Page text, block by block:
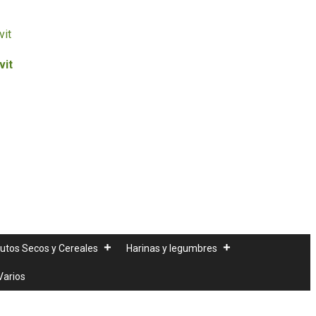
Secos y Cereales Harinas y legumbres